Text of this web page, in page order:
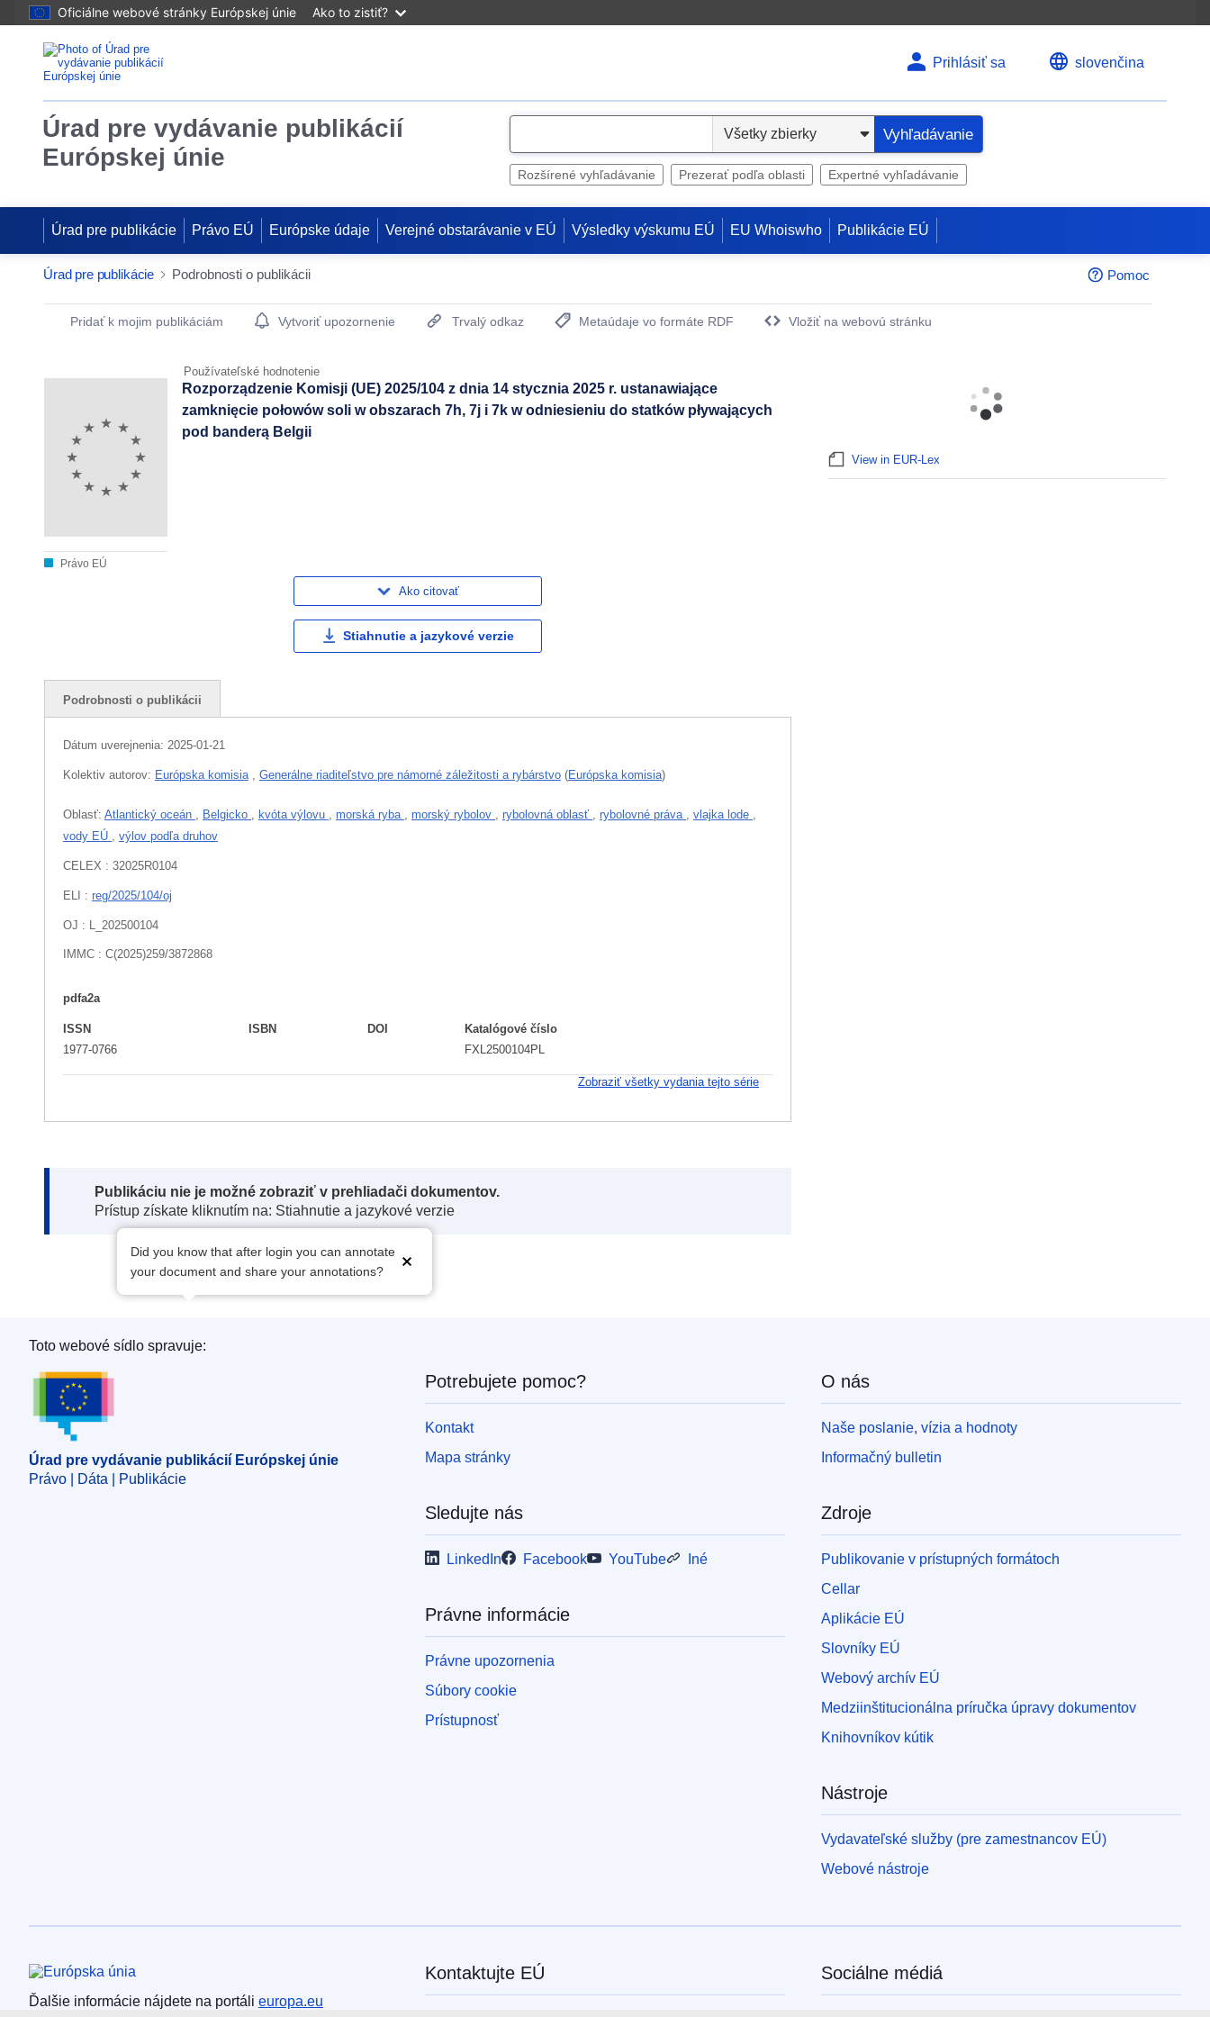
Oficiálne webové stránky Európskej únie Ako to zistiť?
Prihlásiť sa slovenčina
Úrad pre vydávanie publikácií
Európskej únie
e
Vyhľadávanie
Rozšírené vyhľadávanie Prezerať podľa oblasti Expertné vyhľadávanie
Úrad pre publikácie Právo EÚ Európske údaje Verejné obstarávanie v EÚ Výsledky výskumu EÚ EU Whoiswho Publikácie EÚ
Úrad pre publikácie Podrobnosti o publikácii Pomoc
Publication Detail Actions Portlet
Pridať k mojim publikáciám Vytvoriť upozornenie Trvalý odkaz
Metaúdaje vo formáte RDF
Vložiť na webovú stránku
Používateľské hodnotenie
Právo EÚ
Rozporządzenie Komisji (UE) 2025/104 z dnia 14 stycznia 2025 r. ustanawiające
zamknięcie połowów soli w obszarach 7h, 7j i 7k w odniesieniu do statków pływających
pod banderą Belgii
Ako citovať
Stiahnutie a jazykové verzie
Podrobnosti o publikácii
Dátum uverejnenia: 2025-01-21
Kolektiv autorov: Európska komisia , Generálne riaditeľstvo pre námorné záležitosti a rybárstvo (Európska komisia)
Oblasť: Atlantický oceán , Belgicko , kvóta výlovu , morská ryba , morský rybolov , rybolovná oblasť , rybolovné práva , vlajka lode ,
vody EÚ , výlov podľa druhov
CELEX : 32025R0104
ELI : reg/2025/104/oj
OJ : L_202500104
IMMC : C(2025)259/3872868
pdfa2a
ISSN
1977-0766
ISBN DOI
Katalógové číslo
FXL2500104PL
Zobraziť všetky vydania tejto série
Note:
Publikáciu nie je možné zobraziť v prehliadači dokumentov.
Prístup získate kliknutím na: Stiahnutie a jazykové verzie
Did you know that after login you can annotate
your document and share your annotations?
View in EUR-Lex
Úrad pre vydávanie publikácií Európskej únie
Toto webové sídlo spravuje:
Úrad pre vydávanie publikácií Európskej únie
Právo | Dáta | Publikácie
Potrebujete pomoc?
Kontakt
Mapa stránky
Sledujte nás
LinkedIn Facebook YouTube Iné
Právne informácie
Právne upozornenia
Súbory cookie
Prístupnosť
O nás
Naše poslanie, vízia a hodnoty
Informačný bulletin
Zdroje
Publikovanie v prístupných formátoch
Cellar
Aplikácie EÚ
Slovníky EÚ
Webový archív EÚ
Medziinštitucionálna príručka úpravy dokumentov
Knihovníkov kútik
Nástroje
Vydavateľské služby (pre zamestnancov EÚ)
Webové nástroje
Európska únia
Ďalšie informácie nájdete na portáli europa.eu
Kontaktujte EÚ Sociálne médiá